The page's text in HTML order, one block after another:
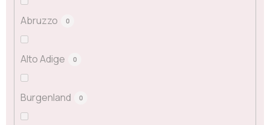
Abruzzo 0
Alto Adige 0
Burgenland 0